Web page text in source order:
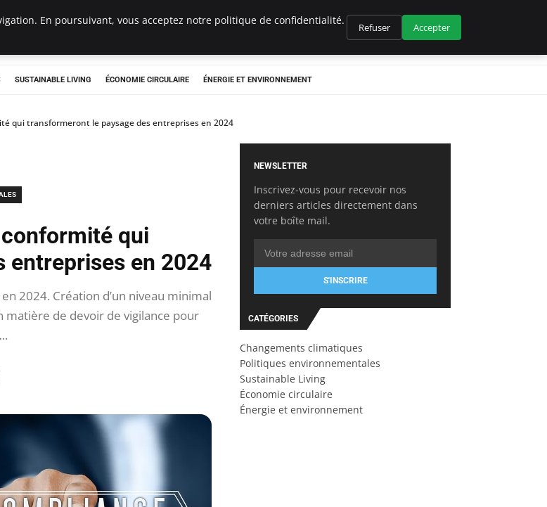
SUSTAINABLE LIVING ÉCONOMIE CIRCULAIRE ÉNERGIE ET ENVIRONNEMENT
qui transformeront le paysage des entreprises en 2024
qui
entreprises en 2024
2024. Création d’un niveau minimal
matière de devoir de vigilance pour
NEWSLETTER
Inscrivez-vous pour recevoir nos
derniers articles directement dans
votre boîte mail.
S'INSCRIRE
CATÉGORIES
Changements climatiques
Politiques environnementales
Sustainable Living
Économie circulaire
Énergie et environnement
En poursuivant, vous acceptez notre politique de confidentialité.
Refuser Accepter